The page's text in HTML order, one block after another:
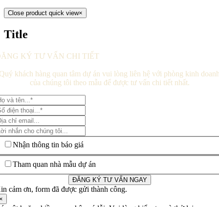
Close product quick view×
Title
KÝ TƯ VẤN CHI TIẾT
khách hàng quan tâm dự án vui lòng liên hệ với phòng kinh
của chúng tôi theo mẫu để được tư vấn chi tiết nhất.
Nhận thông tin báo giá
Tham quan nhà mẫu dự án
ĐĂNG KÝ TƯ VẤN NGAY
cảm ơn, form đã được gửi thành công.